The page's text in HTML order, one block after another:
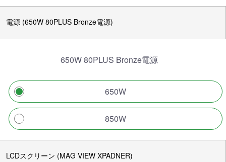
電源 (650W 80PLUS Bronze電源)
650W 80PLUS Bronze電源
650W
850W
LCDスクリーン (MAG VIEW XPADNER)